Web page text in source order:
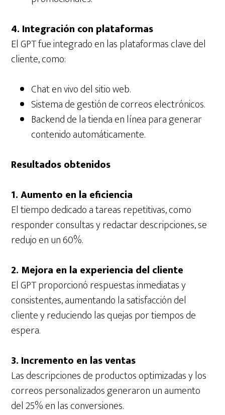
4. Integración con plataformas
El GPT fue integrado en las plataformas clave del
cliente, como:
Chat en vivo del sitio web.
Sistema de gestión de correos electrónicos.
Backend de la tienda en línea para generar
contenido automáticamente.
Resultados obtenidos
1. Aumento en la eficiencia
El tiempo dedicado a tareas repetitivas, como
responder consultas y redactar descripciones, se
redujo en un 60%.
2. Mejora en la experiencia del cliente
El GPT proporcionó respuestas inmediatas y
consistentes, aumentando la satisfacción del
cliente y reduciendo las quejas por tiempos de
espera.
3. Incremento en las ventas
Las descripciones de productos optimizadas y los
correos personalizados generaron un aumento
del 25% en las conversiones.